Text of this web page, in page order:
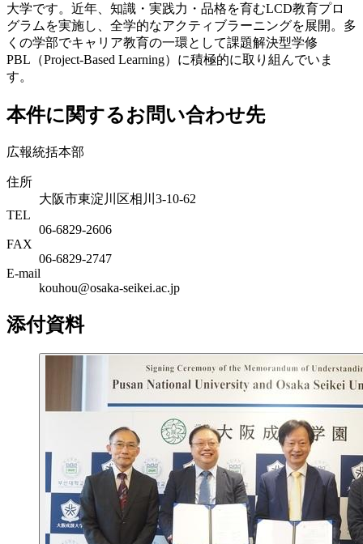
大学です。近年、知識・実践力・品格を育むLCD教育プロ
グラムを実施し、全学的なアクティブラーニングを展開。多
くの学部でキャリア教育の一環として課題解決型学修
PBL（Project-Based Learning）に積極的に取り組んでいま
す。
本件に関するお問い合わせ先
広報統括本部
住所
大阪市東淀川区相川3-10-62
TEL
06-6829-2606
FAX
06-6829-2747
E-mail
kouhou@osaka-seikei.ac.jp
添付資料